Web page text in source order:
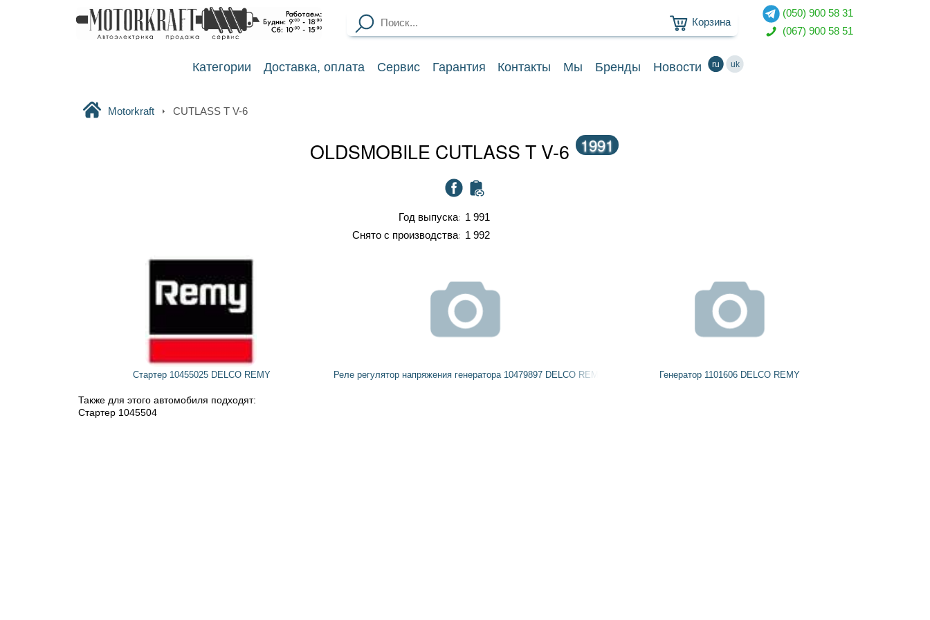
(050) 900 58 31
(067) 900 58 51
Категории Доставка, оплата Сервис Гарантия Контакты Мы Бренды Новости ru uk
Корзина
Motorkraft CUTLASS T V-6
OLDSMOBILE CUTLASS T V-6 1991
Год выпуска
1 991
Снято с производства
1 992
Стартер 10455025 DELCO REMY Реле регулятор напряжения генератора 10479897 DELCO REMY Генератор 1101606 DELCO REMY
Также для этого автомобиля подходят:
Стартер 1045504